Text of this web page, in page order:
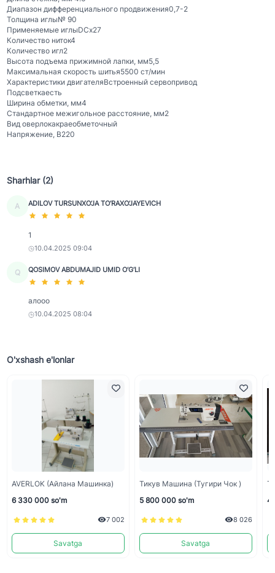
Диапазон дифференциального продвижения0,7-2
Толщина иглы№ 90
Применяемые иглыDCx27
Количество ниток4
Количество игл2
Высота подъема прижимной лапки, мм5,5
Максимальная скорость шитья5500 ст/мин
Характеристики двигателяВстроенный сервопривод
Подсветкаесть
Ширина обметки, мм4
Стандартное межигольное расстояние, мм2
Вид оверлокакраеобметочный
Напряжение, В220
Sharhlar (2)
A ADILOV TURSUNXO‘JA TO‘RAXO‘JAYEVICH
1
10.04.2025 09:04
Q QOSIMOV ABDUMAJID UMID O‘G‘LI
алооо
10.04.2025 08:04
O'xshash e'lonlar
AVERLOK (Айлана Машинка)
6 330 000 so'm
7 002
Savatga
Тикув Машина (тугири Чок )
5 800 000 so'm
8 026
Savatga
4